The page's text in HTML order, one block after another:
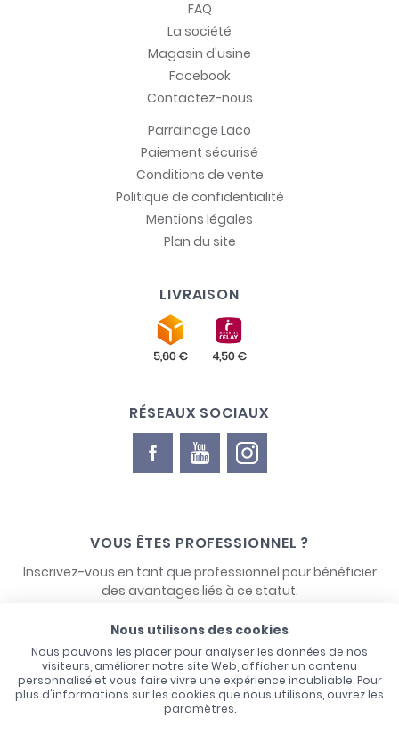
FAQ
La société
Magasin d'usine
Facebook
Contactez-nous
Parrainage Laco
Paiement sécurisé
Conditions de vente
Politique de confidentialité
Mentions légales
Plan du site
LIVRAISON
RÉSEAUX SOCIAUX
VOUS ÊTES PROFESSIONNEL ?
Inscrivez-vous en tant que professionnel pour bénéficier
des avantages liés à ce statut.
Nous utilisons des cookies
Nous pouvons les placer pour analyser les données de nos
visiteurs, améliorer notre site Web, afficher un contenu
personnalisé et vous faire vivre une expérience inoubliable. Pour
plus d'informations sur les cookies que nous utilisons, ouvrez les
paramètres.